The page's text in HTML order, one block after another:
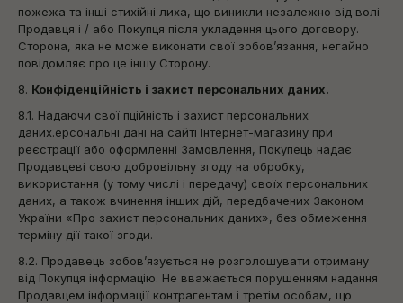
пожежа та інші стихійні лиха, що виникли незалежно від волі
Продавця і / або Покупця після укладення цього договору.
Сторона, яка не може виконати свої зобов’язання, негайно
повідомляє про це іншу Сторону.
8. Конфіденційність і захист персональних даних.
8.1. Надаючи свої пційність і захист персональних
даних.ерсональні дані на сайті Інтернет-магазину при
реєстрації або оформленні Замовлення, Покупець надає
Продавцеві свою добровільну згоду на обробку,
використання (у тому числі і передачу) своїх персональних
даних, а також вчинення інших дій, передбачених Законом
України «Про захист персональних даних», без обмеження
терміну дії такої згоди.
8.2. Продавець зобов’язується не розголошувати отриману
від Покупця інформацію. Не вважається порушенням надання
Продавцем інформації контрагентам і третім особам, що